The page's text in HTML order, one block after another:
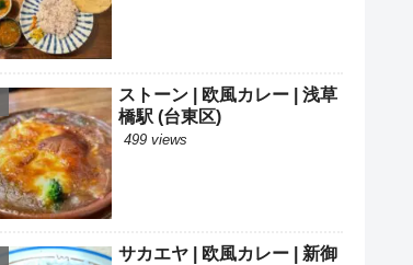
ストーン | 欧風カレー | 浅草
橋駅 (台東区)
499 views
サカエヤ | 欧風カレー | 新御